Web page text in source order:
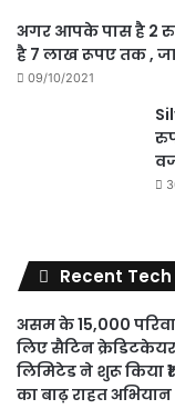
अगर आपके पास है 2
है 7 लाख रूपए तक ,
09/10/2021
Recent Tech
असम के 15,000
लिए सैटिन
लिमिटेड ने शुरू किया
का बाढ़ राहत अभियान